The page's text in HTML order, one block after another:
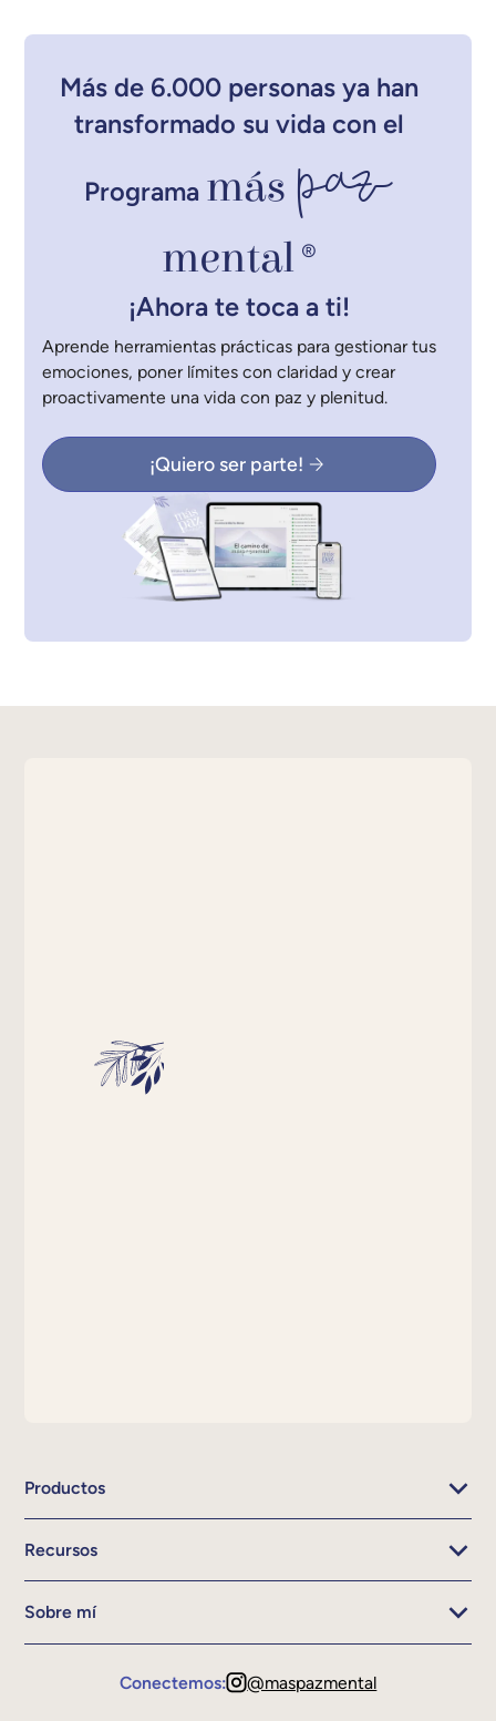
Más de 6.000 personas ya han
transformado su vida con el
Programa más paz
mental ®
¡Ahora te toca a ti!
Aprende herramientas prácticas para gestionar tus
emociones, poner límites con claridad y crear
proactivamente una vida con paz y plenitud.
¡Quiero ser parte!
Productos
Recursos
Sobre mí
Conectemos: @maspazmental